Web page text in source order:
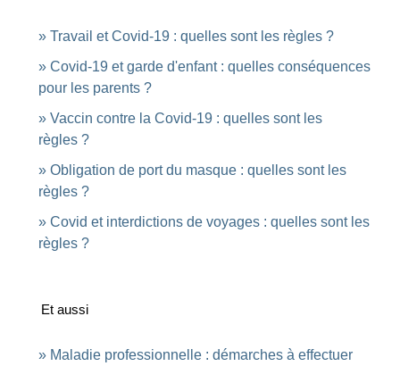
Travail et Covid-19 : quelles sont les règles ?
Covid-19 et garde d'enfant : quelles conséquences
pour les parents ?
Vaccin contre la Covid-19 : quelles sont les
règles ?
Obligation de port du masque : quelles sont les
règles ?
Covid et interdictions de voyages : quelles sont les
règles ?
Et aussi
Maladie professionnelle : démarches à effectuer